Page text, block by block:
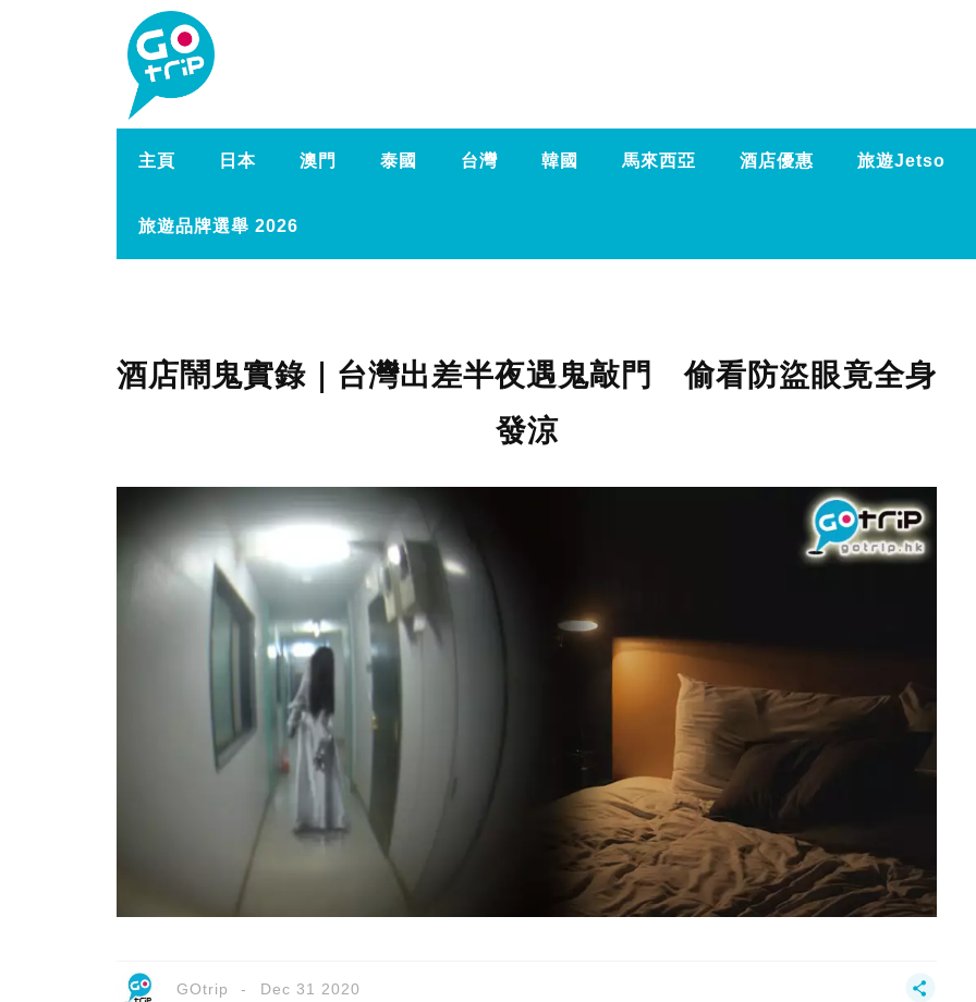
主頁 日本 澳門 泰國 台灣 韓國 馬來西亞 酒店優惠 旅遊Jetso
旅遊品牌選舉 2026
酒店鬧鬼實錄｜台灣出差半夜遇鬼敲門 偷看防盜眼竟全身
發涼
GOtrip Dec 31 2020